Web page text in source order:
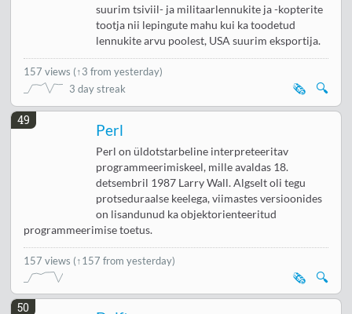
suurim tsiviil- ja militaarlennukite ja -kopterite
tootja nii lepingute mahu kui ka toodetud
lennukite arvu poolest, USA suurim eksportija.
157 views (↑3 from yesterday)
3 day streak
🔍
🗞️
49
Perl
Perl on üldotstarbeline interpreteeritav
programmeerimiskeel, mille avaldas 18.
detsembril 1987 Larry Wall. Algselt oli tegu
protseduraalse keelega, viimastes versioonides
on lisandunud ka objektorienteeritud
programmeerimise toetus.
157 views (↑157 from yesterday)
🔍
🗞️
50